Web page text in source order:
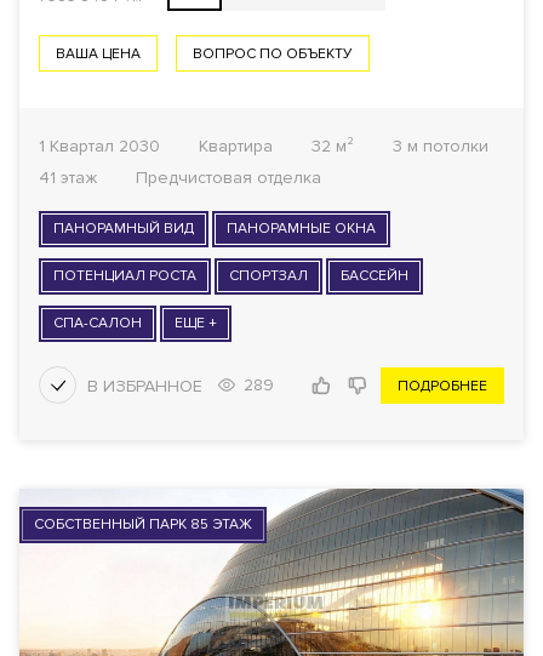
ВАША ЦЕНА ВОПРОС ПО ОБЪЕКТУ
1 Квартал 2030 Квартира 32 м²
3 м потолки
41 этаж
Предчистовая отделка
ПАНОРАМНЫЙ ВИД ПАНОРАМНЫЕ ОКНА
ПОТЕНЦИАЛ РОСТА СПОРТЗАЛ БАССЕЙН
СПА-САЛОН ЕЩЕ +
289 ПОДРОБНЕЕ
СОБСТВЕННЫЙ ПАРК 85 ЭТАЖ